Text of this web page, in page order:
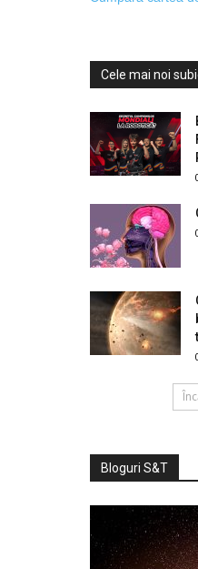
Cele mai noi
Bloguri S&T